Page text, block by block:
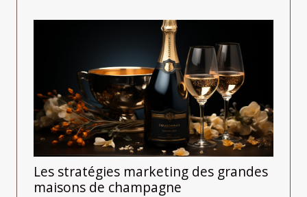
Les stratégies marketing des grandes
maisons de champagne